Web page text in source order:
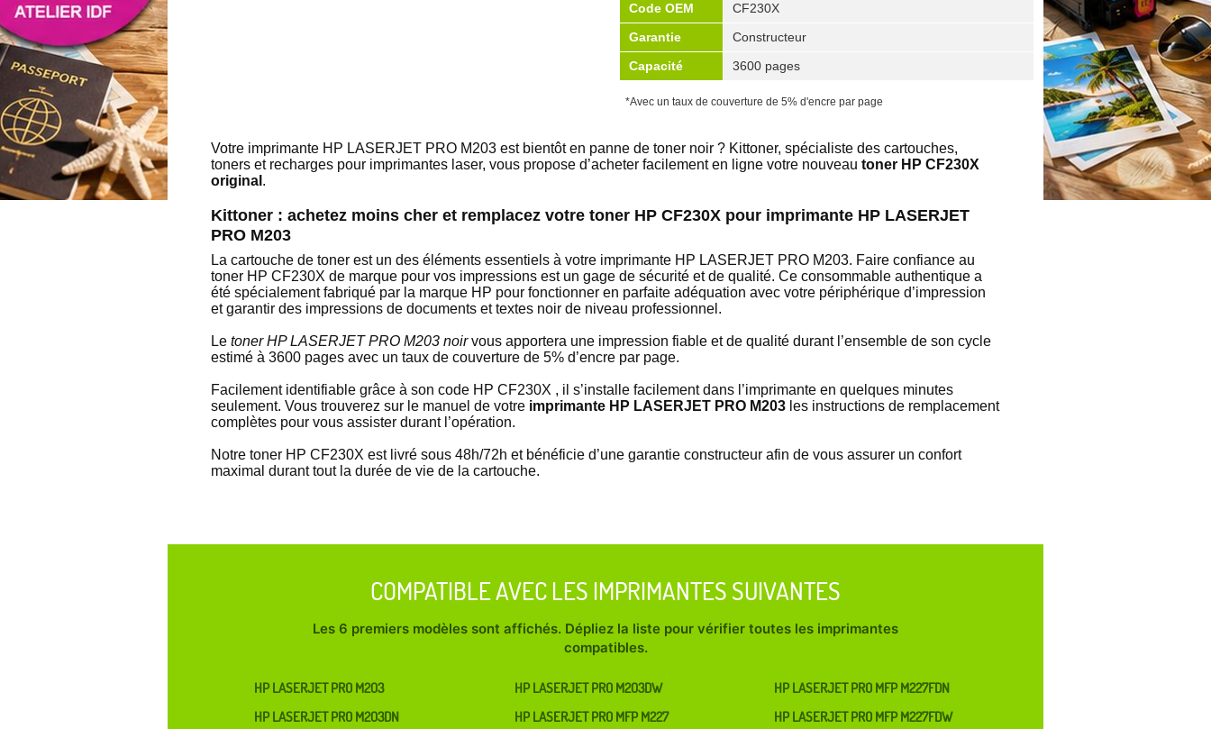
Code OEM
CF230X
Garantie
Constructeur
Capacité
3600 pages
*Avec un taux de couverture de 5% d'encre par page
Votre imprimante HP LASERJET PRO M203 est bientôt en panne de toner noir ? Kittoner, spécialiste des cartouches,
toners et recharges pour imprimantes laser, vous propose d’acheter facilement en ligne votre nouveau toner HP CF230X
original .
Kittoner : achetez moins cher et remplacez votre toner HP CF230X pour imprimante HP LASERJET
PRO M203
La cartouche de toner est un des éléments essentiels à votre imprimante HP LASERJET PRO M203. Faire confiance au
toner HP CF230X de marque pour vos impressions est un gage de sécurité et de qualité. Ce consommable authentique a
été spécialement fabriqué par la marque HP pour fonctionner en parfaite adéquation avec votre périphérique d’impression
et garantir des impressions de documents et textes noir de niveau professionnel.
Le toner HP LASERJET PRO M203 noirvous apportera une impression fiable et de qualité durant l’ensemble de son cycle
estimé à 3600 pages avec un taux de couverture de 5% d’encre par page.
Facilement identifiable grâce à son code HP CF230X , il s’installe facilement dans l’imprimante en quelques minutes
seulement. Vous trouverez sur le manuel de votre imprimante HP LASERJET PRO M203 les instructions de remplacement
complètes pour vous assister durant l’opération.
Notre toner HP CF230X est livré sous 48h/72h et bénéficie d’une garantie constructeur afin de vous assurer un confort
maximal durant tout la durée de vie de la cartouche.
COMPATIBLE AVEC LES IMPRIMANTES SUIVANTES
Les 6 premiers modèles sont affichés. Dépliez la liste pour vérifier toutes les imprimantes
compatibles.
HP LASERJET PRO M203
HP LASERJET PRO M203DN
HP LASERJET PRO M203DW
HP LASERJET PRO MFP M227
HP LASERJET PRO MFP M227FDN
HP LASERJET PRO MFP M227FDW